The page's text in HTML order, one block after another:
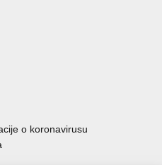
o koronavirusu